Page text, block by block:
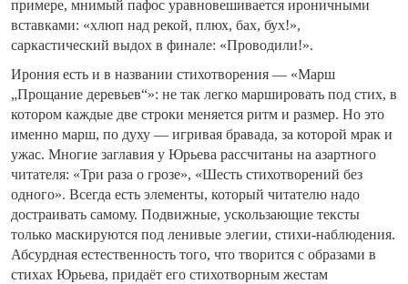
примере, мнимый пафос уравновешивается ироничными
вставками: «хлюп над рекой, плюх, бах, бух!»,
саркастический выдох в финале: «Проводили!».
Ирония есть и в названии стихотворения — «Марш
„Прощание деревьев“»: не так легко маршировать под стих, в
котором каждые две строки меняется ритм и размер. Но это
именно марш, по духу — игривая бравада, за которой мрак и
ужас. Многие заглавия у Юрьева рассчитаны на азартного
читателя: «Три раза о грозе», «Шесть стихотворений без
одного». Всегда есть элементы, который читателю надо
достраивать самому. Подвижные, ускользающие тексты
только маскируются под ленивые элегии, стихи-наблюдения.
Абсурдная естественность того, что творится с образами в
стихах Юрьева, придаёт его стихотворным жестам